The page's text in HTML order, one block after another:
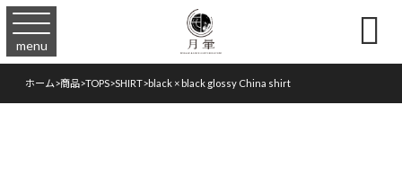
menu 
ホーム>商品>TOPS>SHIRT>black × black glossy China shirt